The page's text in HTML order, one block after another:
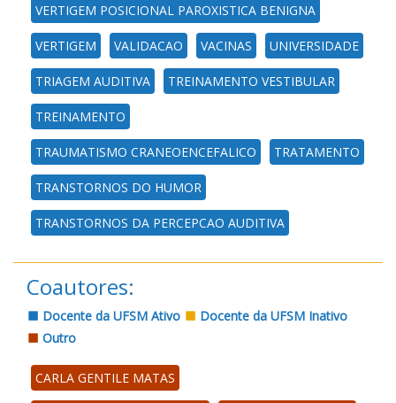
VERTIGEM POSICIONAL PAROXISTICA BENIGNA
VERTIGEM VALIDACAO VACINAS UNIVERSIDADE
TRIAGEM AUDITIVA TREINAMENTO VESTIBULAR
TREINAMENTO
TRAUMATISMO CRANEOENCEFALICO TRATAMENTO
TRANSTORNOS DO HUMOR
TRANSTORNOS DA PERCEPCAO AUDITIVA
Coautores:
Docente da UFSM Ativo
Docente da UFSM Inativo
Outro
CARLA GENTILE MATAS